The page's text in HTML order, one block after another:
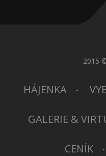
2015
HÁJENKA
GALERIE &
CENÍK